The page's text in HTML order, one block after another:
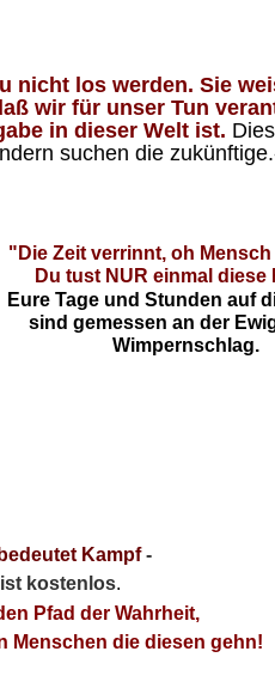
nicht los werden. Sie
wir für unser Tun
in dieser Welt ist.
suchen die
"Die Zeit verrinnt, oh Mensch
Du tust NUR einmal diese
Eure Tage und Stunden auf
sind gemessen an der
Wimpernschlag.
Kampf-
ist kostenlos.
Pfad der Wahrheit,
Menschen die diesen gehn!